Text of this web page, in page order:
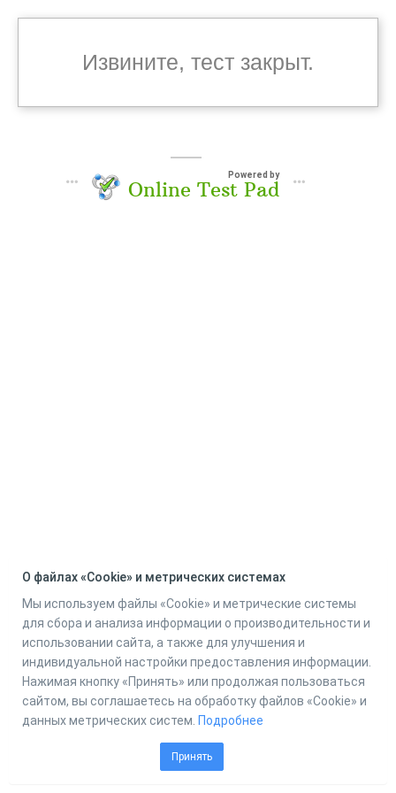
Извините, тест закрыт.
Powered by
Online Test Pad
О файлах «Cookie» и метрических системах
Мы используем файлы «Cookie» и метрические системы
для сбора и анализа информации о производительности и
использовании сайта, а также для улучшения и
индивидуальной настройки предоставления информации.
Нажимая кнопку «Принять» или продолжая пользоваться
сайтом, вы соглашаетесь на обработку файлов «Cookie» и
данных метрических систем. Подробнее
Принять